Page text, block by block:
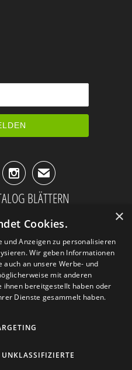
✉
BLÄTTERN
×
Cookies.
und Anzeigen zu personalisieren
Wir geben Informationen
an unsere Werbe- und
mit anderen
ihnen bereitgestellt haben oder
Dienste gesammelt haben.
UNKLASSIFIZIERTE